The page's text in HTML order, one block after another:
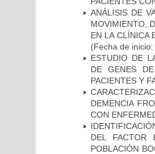
ANÁLISIS DE
MOVIMIENTO,
EN LA CLÍNICA
(Fecha de
ESTUDIO DE
DE GENES
PACIENTES Y
DEMENCIA
CON
DEL FACTOR
POBLACIÓN